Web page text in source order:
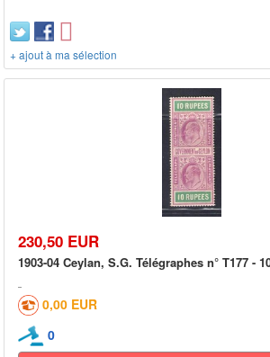
+ ajout à ma sélection
230,50 EUR
1903-04 Ceylan, S.G. Télégraphes n° T177 -
0,00 EUR
0